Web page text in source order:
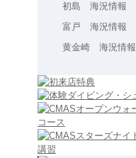
初島 海況情報
富戸 海況情報
黄金崎 海況情報